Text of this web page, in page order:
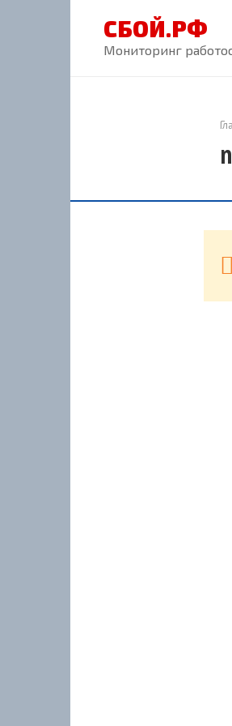
СБОЙ.РФ
Мониторинг